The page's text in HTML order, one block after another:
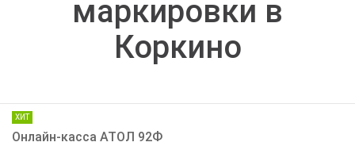
маркировки в
Коркино
ХИТ
Онлайн-касса АТОЛ 92Ф